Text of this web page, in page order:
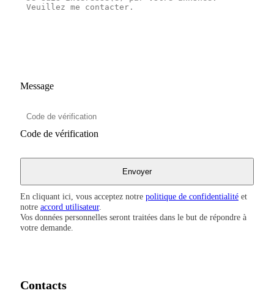
Message
Code de vérification
En cliquant ici, vous acceptez notre politique de confidentialité et
notre accord utilisateur.
Vos données personnelles seront traitées dans le but de répondre à
votre demande.
Contacts